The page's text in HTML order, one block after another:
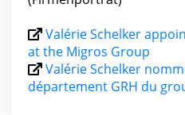
Valérie Schelker
at the Migros Group
Valérie Schelker
département GRH du